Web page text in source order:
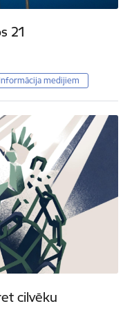
21
medijiem
cilvēku